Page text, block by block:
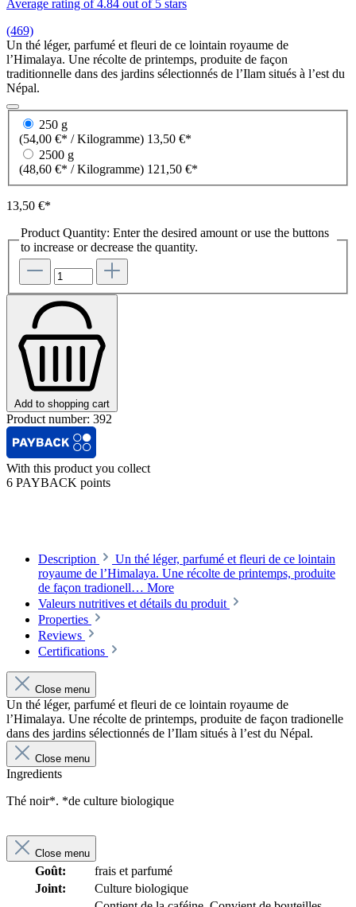
Average rating of 4.84 out of 5 stars
(469)
Un thé léger, parfumé et fleuri de ce lointain royaume de
l’Himalaya. Une récolte de printemps, produite de façon
traditionnelle dans des jardins sélectionnés de l’Ilam situés à l’est du
Népal.
250 g
(54,00 €* / Kilogramme) 13,50 €*
2500 g
(48,60 €* / Kilogramme) 121,50 €*
13,50 €*
Product Quantity: Enter the desired amount or use the buttons
to increase or decrease the quantity.
Add to shopping cart
Product number: 392
With this product you collect
6 PAYBACK points
Description
Un thé léger, parfumé et fleuri de ce lointain
royaume de l’Himalaya. Une récolte de printemps, produite
de façon tradionell… More
Valeurs nutritives et détails du produit
Properties
Reviews
Certifications
Close menu
Un thé léger, parfumé et fleuri de ce lointain royaume de
l’Himalaya. Une récolte de printemps, produite de façon tradionelle
dans des jardins sélectionnés de l’Ilam situés à l’est du Népal.
Close menu
Ingredients
Thé noir*. *de culture biologique
Close menu
Goût:
frais et parfumé
Joint:
Culture biologique